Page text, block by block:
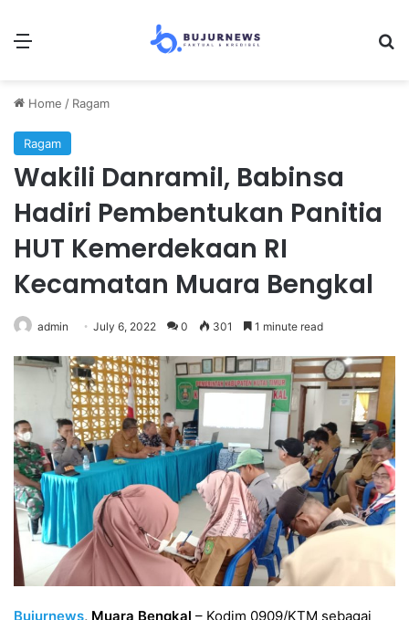
Home / Ragam
Ragam
Wakili Danramil, Babinsa
Hadiri Pembentukan Panitia
HUT Kemerdekaan RI
Kecamatan Muara Bengkal
admin July 6, 2022 0 301 1 minute read
Bujurnews, Muara Bengkal – Kodim 0909/KTM sebagai